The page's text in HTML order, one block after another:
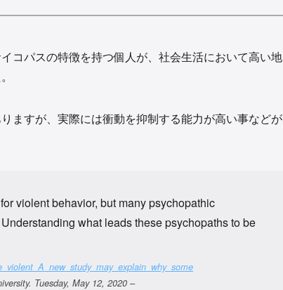
コパスの特徴を持つ個人が、社会生活において高い地
ますが、実際には衝動を抑制する能力が高い事などが
violent behavior, but many psychopathic
what leads these psychopaths to be
Tuesday, May 12, 2020 –